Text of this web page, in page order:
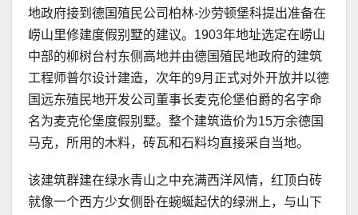
地政府接到德国殖民公司柏林-沙劳顿堡科提出准备在
崂山里修建度假别墅的建议。1903年地址选定在崂山
中部的柳树台村东侧高地并由德国殖民地政府的建筑
工程师普尔设计建造，次年的9月正式对外开放并以德
国远东殖民地开发公司董事长麦克伦堡伯爵的名字命
名为麦克伦堡度假别墅。整个建筑造价为15万余德国
马克，所用的木料，砖瓦和石料均直接采自当地。
该建筑群建在绿水青山之中充满西洋风情，红顶白砖
就像一个西方少女侧卧在蜿蜒起伏的绿洲上，与山下